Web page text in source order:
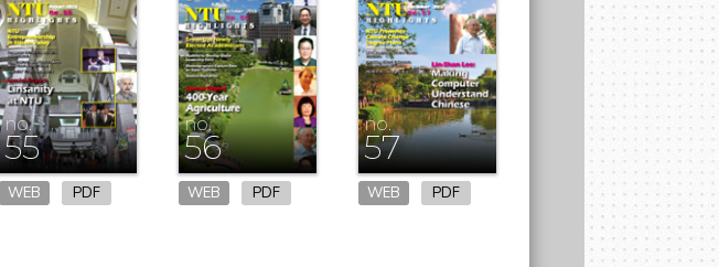
no.
55
WEB PDF
no.
56
WEB PDF
no.
57
WEB PDF